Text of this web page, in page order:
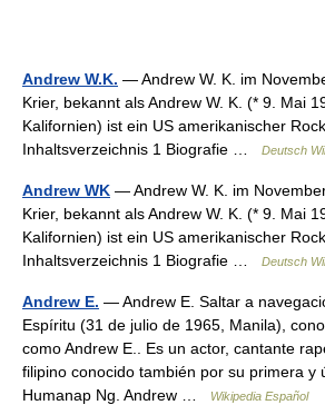
Andrew W.K. — Andrew W. K. im
Krier, bekannt als Andrew W. K. (* 9. Mai
Kalifornien) ist ein US amerikanischer
Inhaltsverzeichnis 1 Biografie …
Deutsch
Andrew WK — Andrew W. K. im
Krier, bekannt als Andrew W. K. (* 9. Mai
Kalifornien) ist ein US amerikanischer
Inhaltsverzeichnis 1 Biografie …
Deutsch
Andrew E. — Andrew E. Saltar a
Espíritu (31 de julio de 1965, Manila),
como Andrew E.. Es un actor, cantante
filipino conocido también por su primera y
Humanap Ng. Andrew …
Wikipedia Español